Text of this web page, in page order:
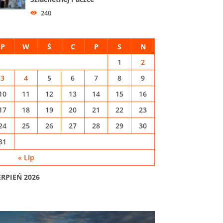
240
2026
P W Ś C P S N
« Lip
1
2
3
4 5 6 7 8
9
11 12 13 14 15
16
18 19 20 21 22
23
25 26 27 28 29
30